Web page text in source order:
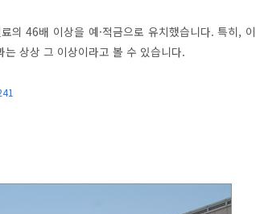
의 46배 이상을 예·적금으로 유치했습니다. 특히, 이
상상 그 이상이라고 볼 수 있습니다.